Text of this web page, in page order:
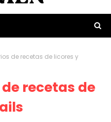
de recetas de licores y
recetas de